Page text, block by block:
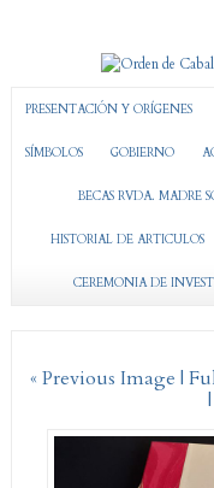
PRESENTACIÓN Y ORÍGENES
SÍMBOLOS GOBIERNO
BECAS RVDA. MADRE
HISTORIAL DE ARTICULOS
CEREMONIA DE
« Previous Image |